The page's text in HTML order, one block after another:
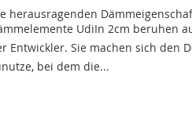
herausragenden
UdiIn 2cm beruhen
Entwickler. Sie machen sich den
bei dem die...